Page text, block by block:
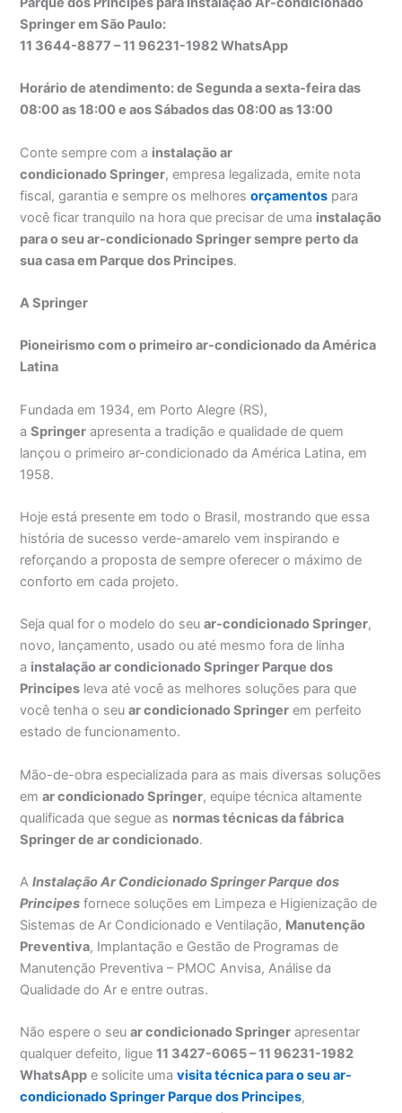
Springer em São Paulo:
11 3644-8877 – 11 96231-1982 WhatsApp
Horário de atendimento: de Segunda a sexta-feira das
08:00 as 18:00 e aos Sábados das 08:00 as 13:00
Conte sempre com a instalação ar
condicionado Springer, empresa legalizada, emite nota
fiscal, garantia e sempre os melhoresorçamentos para
você ficar tranquilo na hora que precisar de uma instalação
para o seu ar-condicionado Springer sempre perto da
sua casa em Parque dos Principes.
A Springer
Pioneirismo com o primeiro ar-condicionado da América
Latina
Fundada em 1934, em Porto Alegre (RS),
aSpringer apresenta a tradição e qualidade de quem
lançou o primeiro ar-condicionado da América Latina, em
1958.
Hoje está presente em todo o Brasil, mostrando que essa
história de sucesso verde-amarelo vem inspirando e
reforçando a proposta de sempre oferecer o máximo de
conforto em cada projeto.
Seja qual for o modelo do seuar-condicionado Springer,
novo, lançamento, usado ou até mesmo fora de linha
a instalação ar condicionado Springer Parque dos
Principes leva até você as melhores soluções para que
você tenha o seuar condicionado Springer em perfeito
estado de funcionamento.
Mão-de-obra especializada para as mais diversas soluções
emar condicionado Springer, equipe técnica altamente
qualificada que segue as normas técnicas da fábrica
Springer de ar condicionado.
AInstalação Ar Condicionado Springer Parque dos
Principes fornece soluções em Limpeza e Higienização de
Sistemas de Ar Condicionado e Ventilação, Manutenção
Preventiva, Implantação e Gestão de Programas de
Manutenção Preventiva – PMOC Anvisa, Análise da
Qualidade do Ar e entre outras.
Não espere o seuar condicionado Springer apresentar
qualquer defeito, ligue11 3427-6065 – 11 96231-1982
WhatsApp e solicite umavisita técnica para o seu ar-
condicionado Springer Parque dos Principes,